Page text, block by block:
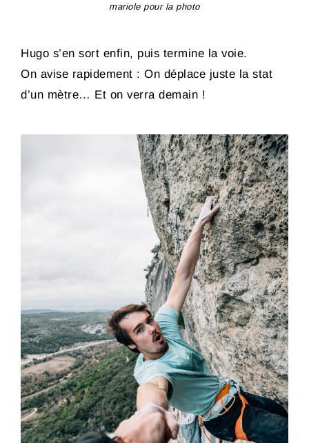
mariole pour la photo
Hugo s’en sort enfin, puis termine la voie.
On avise rapidement : On déplace juste la stat
d’un mètre… Et on verra demain !